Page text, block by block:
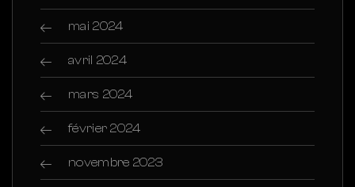
mai 2024
avril 2024
mars 2024
février 2024
novembre 2023